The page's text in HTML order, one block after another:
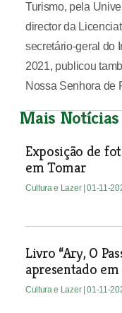
Turismo, pela
director da
secretário-geral do
2021, publicou
Nossa Senhora de
Mais Notícias
Exposição de
em Tomar
Cultura e Lazer | 01-11-
Livro “Ary, O
apresentado
Cultura e Lazer | 01-11-